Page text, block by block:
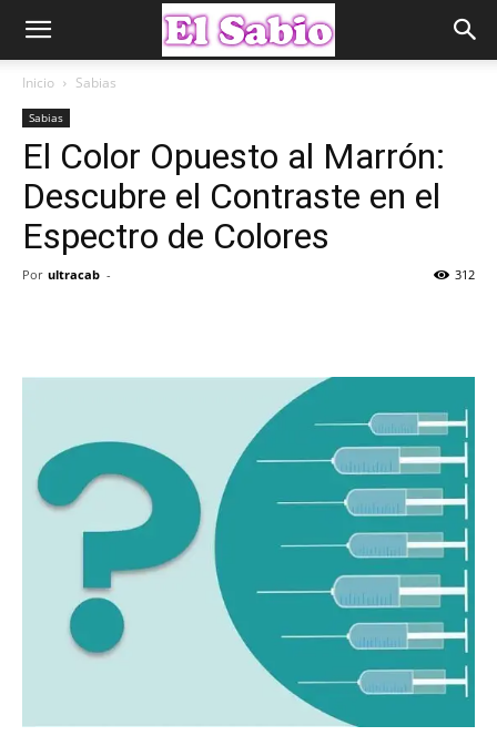
Inicio Sabias
Sabias
El Color Opuesto al Marrón:
Descubre el Contraste en el
Espectro de Colores
Por ultracab - 312